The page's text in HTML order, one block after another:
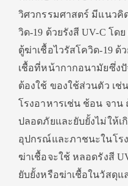
วิศวกรรมศาสตร์ มีแนวคิ
วิด-19 ด้วยรังสี UV-C โด
ตู้ฆ่าเชื้อไวรัสโควิด-19 ด้
เชื้อที่หน้ากากอนามัยซึ่ง
ต้องใช้ ของใช้ส่วนตัว เ
โรงอาหารเช่น ช้อน จาน
ปลอดภัยและยับยั้งไม่ให้เ
อุปกรณ์และภาชนะในโร
ฆ่าเชื้อจะใช้ หลอดรังสี
ยับยั้งหรือฆ่าเชื้อในวัสดุ